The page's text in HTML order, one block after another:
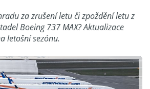
za zrušení letu či zpoždění letu z
Boeing 737 MAX? Aktualizace
letošní sezónu.